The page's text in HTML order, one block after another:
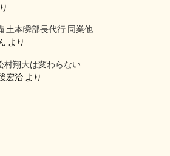
土本瞬部長代行 同業他
より
村翔大は変わらない
宏治 より